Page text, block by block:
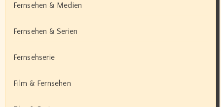
Fernsehen & Medien
Fernsehen & Serien
Fernsehserie
Film & Fernsehen